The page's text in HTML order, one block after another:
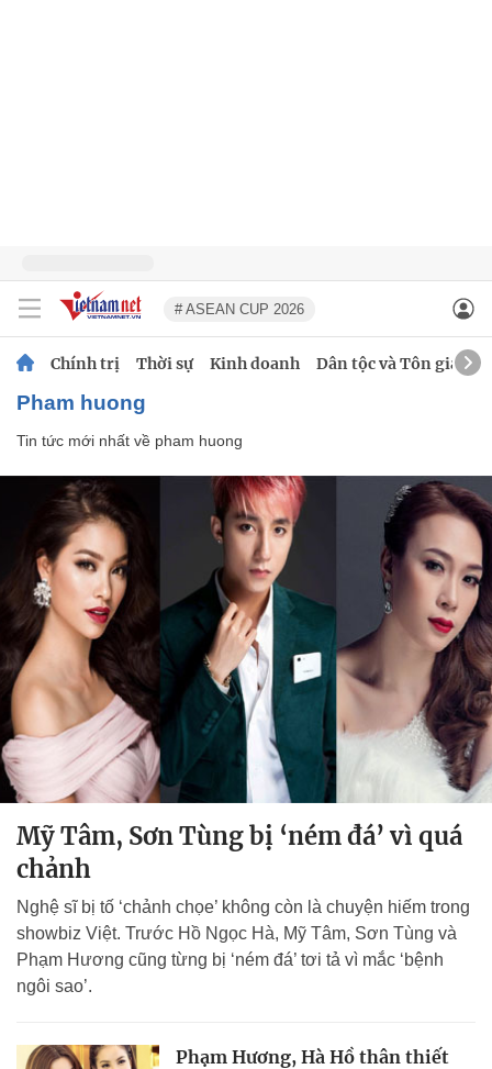
# ASEAN CUP 2026
Chính trị Thời sự Kinh doanh Dân tộc và Tôn giáo
pham huong
Tin tức mới nhất về pham huong
Mỹ Tâm, Sơn Tùng bị ‘ném đá’ vì quá
chảnh
Nghệ sĩ bị tố ‘chảnh chọe’ không còn là chuyện hiếm trong
showbiz Việt. Trước Hồ Ngọc Hà, Mỹ Tâm, Sơn Tùng và
Phạm Hương cũng từng bị ‘ném đá’ tơi tả vì mắc ‘bệnh
ngôi sao’.
Phạm Hương, Hà Hồ thân thiết